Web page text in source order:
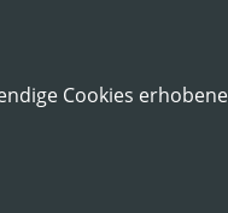
Cookies